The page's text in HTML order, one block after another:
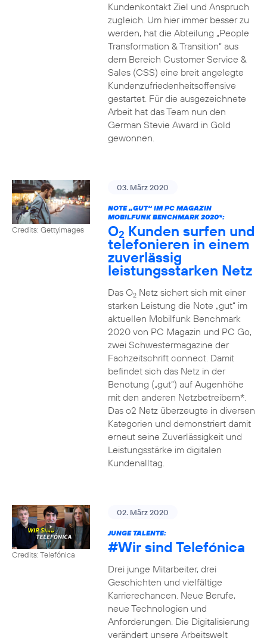
Kundenkontakt Ziel und Anspruch
zugleich. Um hier immer besser zu
werden, hat die Abteilung „People
Transformation & Transition“ aus
dem Bereich Customer Service &
Sales (CSS) eine breit angelegte
Kundenzufriedenheitsoffensive
gestartet. Für die ausgezeichnete
Arbeit hat das Team nun den
German Stevie Award in Gold
gewonnen.
Credits: Gettyimages
03. März 2020
NOTE „GUT“ IM PC MAGAZIN
MOBILFUNK BENCHMARK 2020*:
O2 Kunden surfen und
telefonieren in einem
zuverlässig
leistungsstarken Netz
Das O2Netz sichert sich mit einer
starken Leistung die Note „gut“ im
aktuellen Mobilfunk Benchmark
2020 von PC Magazin und PC Go,
zwei Schwestermagazine der
Fachzeitschrift connect. Damit
befindet sich das Netz in der
Benotung („gut“) auf Augenhöhe
mit den anderen Netzbetreibern*.
Das o2 Netz überzeugte in diversen
Kategorien und demonstriert damit
erneut seine Zuverlässigkeit und
Leistungsstärke im digitalen
Kundenalltag.
Credits: Telefónica
02. März 2020
JUNGE TALENTE:
#Wirsind Telefónica
Drei junge Mitarbeiter, drei
Geschichten und vielfältige
Karrierechancen. Neue Berufe,
neue Technologien und
Anforderungen. Die Digitalisierung
verändert unsere Arbeitswelt